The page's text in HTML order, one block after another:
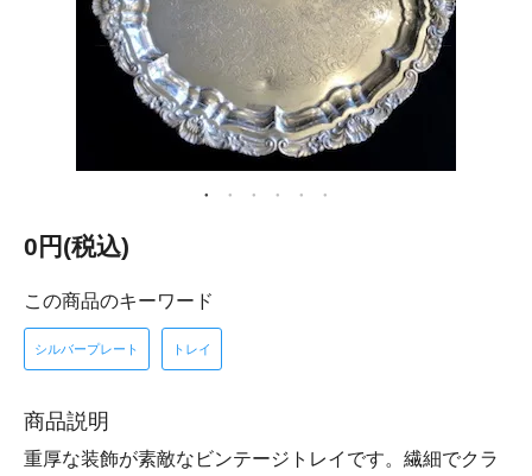
0円(税込)
この商品のキーワード
シルバープレート トレイ
商品説明
重厚な装飾が素敵なビンテージトレイです。繊細でクラ